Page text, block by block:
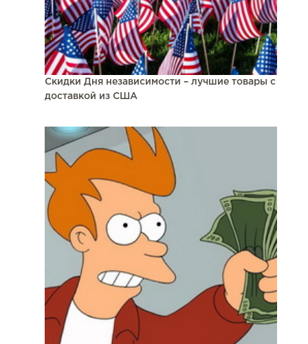
Скидки Дня независимости – лучшие товары с
доставкой из США